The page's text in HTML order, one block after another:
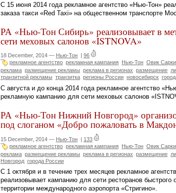
С 15 июня 2014 года рекламное агентство «Нью-Тон»
заказа такси «Red Taxi» на общественном транспорте
РА «Нью-Тон Сибирь» реализовывает в
сети меховых салонов «ISTNOVA»
18 December, 2014 — Нью-Тон
96
рекламное агентство рекламная кампания Нью-Тон Овик
реклама размещение рекламы реклама в регионах размещение
транзитной рекламы транзитка регионы России новосибирск
С августа и до конца 2014 года рекламное агентство
рекламную кампанию для сети меховых салонов
РА «Нью-Тон Нижний Новгород»
под слоганом «Добро пожаловать в
15 December, 2014 — Нью-Тон | 133
рекламное агентство рекламная кампания Нью-Тон Овик
реклама размещение рекламы реклама в регионах размещение
Новгород города России
С 1 октября и в течение трех месяцев рекламное
реализовывает кампанию для сети ресторанов
территории международного аэропорта «Стригино».